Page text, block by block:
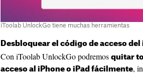
iToolab UnlockGo tiene muchas herramientas
Desbloquear el código de acceso del
Con iToolab UnlockGo podremos quitar
acceso al iPhone o iPad fácilmente,